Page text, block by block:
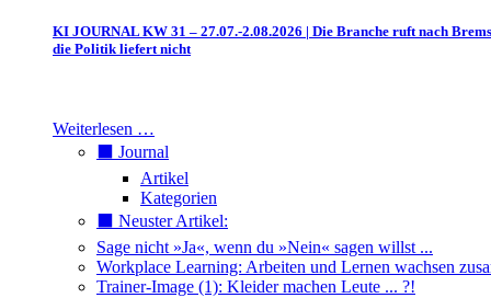
KI JOURNAL KW 31 – 27.07.-2.08.2026 | Die Branche ruft nach
die Politik liefert nicht
Weiterlesen …
⬛️ Journal
Artikel
Kategorien
⬛️ Neuster Artikel:
Sage nicht »Ja«, wenn du »Nein« sagen willst ...
Workplace Learning: Arbeiten und Lernen wachsen
Trainer-Image (1): Kleider machen Leute ... ?!